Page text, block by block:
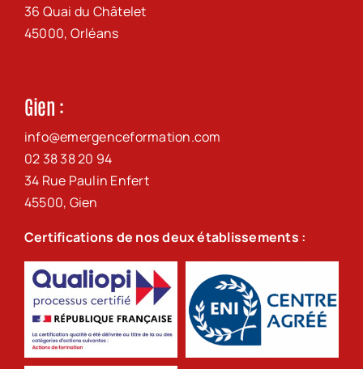
36 Quai du Châtelet
45000, Orléans
Gien :
info@emergenceformation.com
02 38 38 20 94
34 Rue Paulin Enfert
45500, Gien
Certifications de nos deux établissements :